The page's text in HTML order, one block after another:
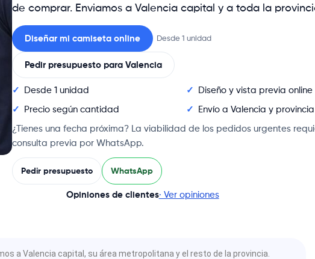
de comprar. Enviamos a Valencia capital y a toda la
Diseñar mi camiseta online Desde 1 unidad
Pedir presupuesto para Valencia
Desde 1 unidad
Diseño y vista previa online
Precio según cantidad
Envío a Valencia y provincia
¿Tienes una fecha próxima? La viabilidad de los pedidos urgentes
consulta previa por WhatsApp.
Pedir presupuesto WhatsApp
Opiniones de clientes· Ver opiniones
a Valencia capital, su área metropolitana y el resto de la provincia.